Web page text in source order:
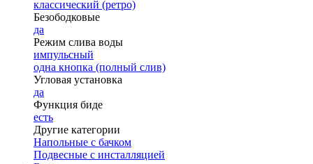
классический (ретро)
Безободковые
да
Режим слива воды
импульсный
одна кнопка (полный слив)
Угловая установка
да
Функция биде
есть
Другие категории
Напольные с бачком
Подвесные с инсталляцией